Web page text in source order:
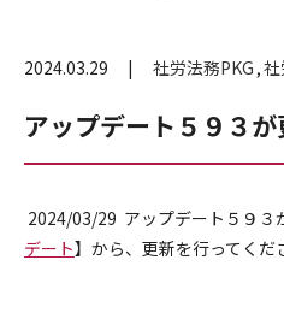
2024.03.29 社労法務PKG 社
アップデート５９３が
2024/03/29 アップデート５９３
デート】から、更新を行ってくだ